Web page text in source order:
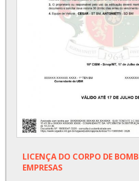
LICENÇA DO CORPO DE
EMPRESAS